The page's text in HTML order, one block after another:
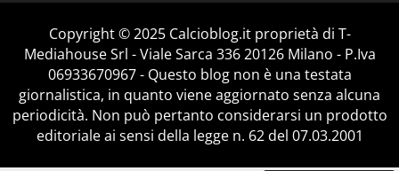
Copyright © 2025 Calcioblog.it proprietà di T-
Mediahouse Srl - Viale Sarca 336 20126 Milano - P.Iva
06933670967 - Questo blog non è una testata
giornalistica, in quanto viene aggiornato senza alcuna
periodicità. Non può pertanto considerarsi un prodotto
editoriale ai sensi della legge n. 62 del 07.03.2001